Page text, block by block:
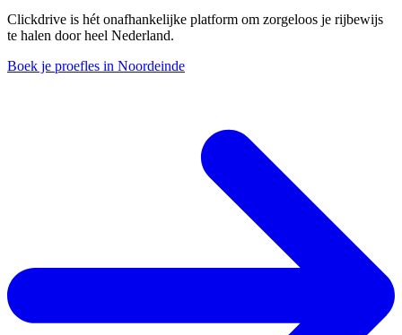
Clickdrive is hét onafhankelijke platform om zorgeloos je rijbewijs
te halen door heel Nederland.
Boek je proefles in Noordeinde